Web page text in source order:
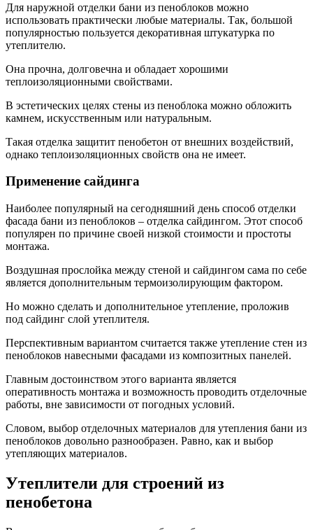
Для наружной отделки бани из пеноблоков можно
использовать практически любые материалы. Так, большой
популярностью пользуется декоративная штукатурка по
утеплителю.
Она прочна, долговечна и обладает хорошими
теплоизоляционными свойствами.
В эстетических целях стены из пеноблока можно обложить
камнем, искусственным или натуральным.
Такая отделка защитит пенобетон от внешних воздействий,
однако теплоизоляционных свойств она не имеет.
Применение сайдинга
Наиболее популярный на сегодняшний день способ отделки
фасада бани из пеноблоков – отделка сайдингом. Этот способ
популярен по причине своей низкой стоимости и простоты
монтажа.
Воздушная прослойка между стеной и сайдингом сама по себе
является дополнительным термоизолирующим фактором.
Но можно сделать и дополнительное утепление, проложив
под сайдинг слой утеплителя.
Перспективным вариантом считается также утепление стен из
пеноблоков навесными фасадами из композитных панелей.
Главным достоинством этого варианта является
оперативность монтажа и возможность проводить отделочные
работы, вне зависимости от погодных условий.
Словом, выбор отделочных материалов для утепления бани из
пеноблоков довольно разнообразен. Равно, как и выбор
утепляющих материалов.
Утеплители для строений из
пенобетона